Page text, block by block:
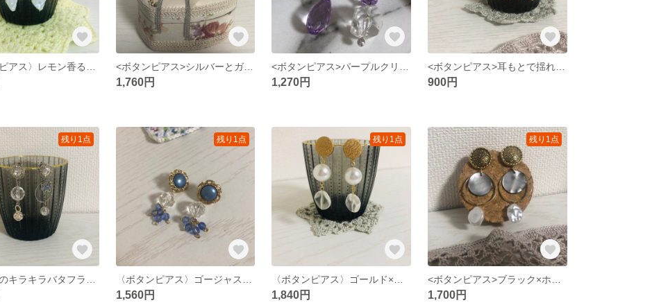
<ボタンピアス>シルバーとガラスビーズの海月ピアス
1,760円 1,270円 900円
残り1点 残り1点
1,560円
残り1点
1,840円
残り1点
1,700円